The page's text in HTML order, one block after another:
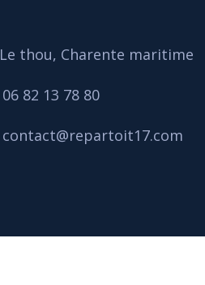
Le thou, Charente maritime
06 82 13 78 80
contact@repartoit17.com